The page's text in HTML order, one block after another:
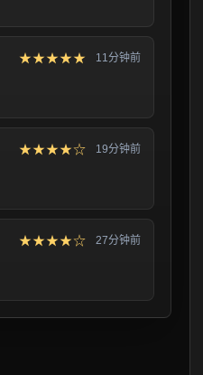
★★★★★ 11分钟前
★★★★☆ 19分钟前
★★★★☆ 27分钟前